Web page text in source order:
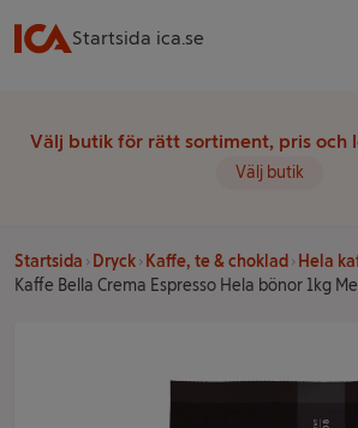
Startsida ica.se
Välj butik för rätt sortiment, pris och
Välj butik
Startsida Dryck Kaffe, te & choklad
Hela
Kaffe Bella Crema Espresso Hela bönor 1kg